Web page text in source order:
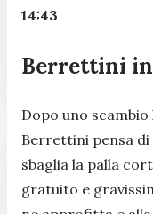
14:43
Berrettini
Dopo uno
Berrettini pensa di
sbaglia la palla
gratuito e